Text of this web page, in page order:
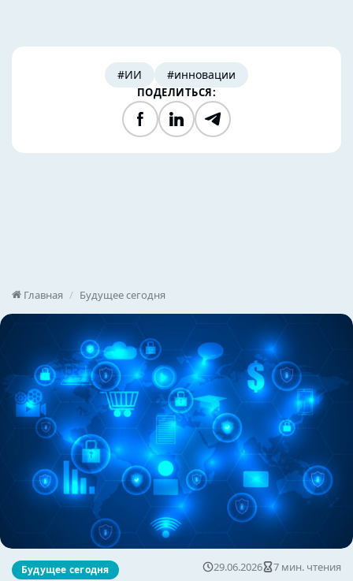
#ИИ #инновации
ПОДЕЛИТЬСЯ:
FacebookLinkedInTelegram